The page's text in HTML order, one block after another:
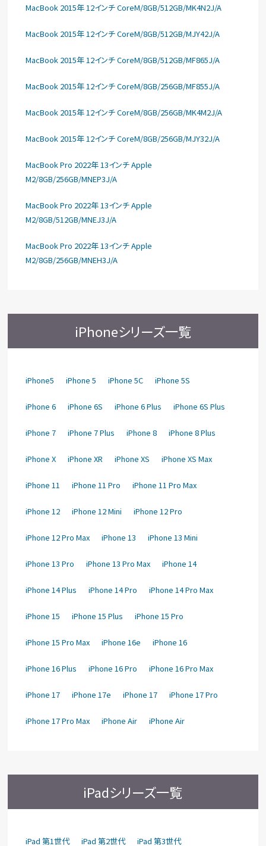
MacBook 2015年 12インチ CoreM/8GB/512GB/MK4N2J/A
MacBook 2015年 12インチ CoreM/8GB/512GB/MJY42J/A
MacBook 2015年 12インチ CoreM/8GB/512GB/MF865J/A
MacBook 2015年 12インチ CoreM/8GB/256GB/MF855J/A
MacBook 2015年 12インチ CoreM/8GB/256GB/MK4M2J/A
MacBook 2015年 12インチ CoreM/8GB/256GB/MJY32J/A
MacBook Pro 2022年 13インチ Apple
M2/8GB/256GB/MNEP3J/A
MacBook Pro 2022年 13インチ Apple
M2/8GB/512GB/MNEJ3J/A
MacBook Pro 2022年 13インチ Apple
M2/8GB/256GB/MNEH3J/A
iPhoneシリーズ一覧
iPhone5 iPhone 5 iPhone 5C iPhone 5S
iPhone 6 iPhone 6S iPhone 6 Plus iPhone 6S Plus
iPhone 7 iPhone 7 Plus iPhone 8 iPhone 8 Plus
iPhone X iPhone XR iPhone XS iPhone XS Max
iPhone 11 iPhone 11 Pro iPhone 11 Pro Max
iPhone 12 iPhone 12 Mini iPhone 12 Pro
iPhone 12 Pro Max iPhone 13 iPhone 13 Mini
iPhone 13 Pro iPhone 13 Pro Max iPhone 14
iPhone 14 Plus iPhone 14 Pro iPhone 14 Pro Max
iPhone 15 iPhone 15 Plus iPhone 15 Pro
iPhone 15 Pro Max iPhone 16e iPhone 16
iPhone 16 Plus iPhone 16 Pro iPhone 16 Pro Max
iPhone 17 iPhone 17e iPhone 17 iPhone 17 Pro
iPhone 17 Pro Max iPhone Air iPhone Air
iPadシリーズ一覧
iPad 第1世代 iPad 第2世代 iPad 第3世代